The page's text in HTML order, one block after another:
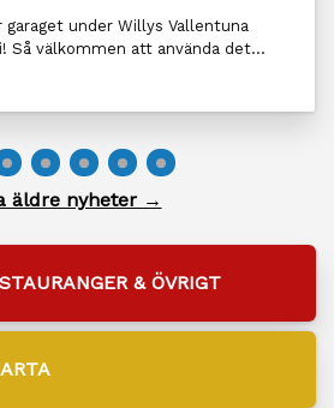
garaget under Willys Vallentuna
Så välkommen att använda det...
äldre nyheter →
& ÖVRIGT